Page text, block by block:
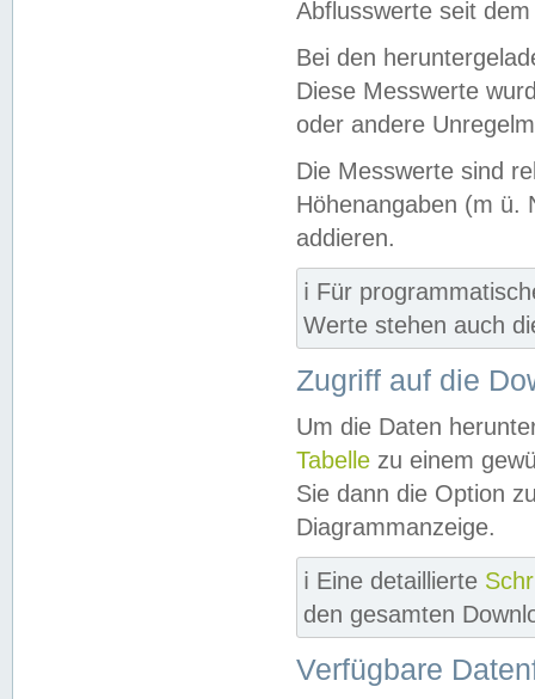
Abflusswerte seit
Bei den
Diese Messwerte
oder andere
Die Messwerte sind
Höhenangaben (m ü.
addieren.
ℹ️ Für
Werte stehen auch
Zugriff auf die
Um die Daten
Tabelle zu einem
Sie dann die Option
Diagrammanzeige.
ℹ️ Eine detaillierte
den gesamten
Verfügbare